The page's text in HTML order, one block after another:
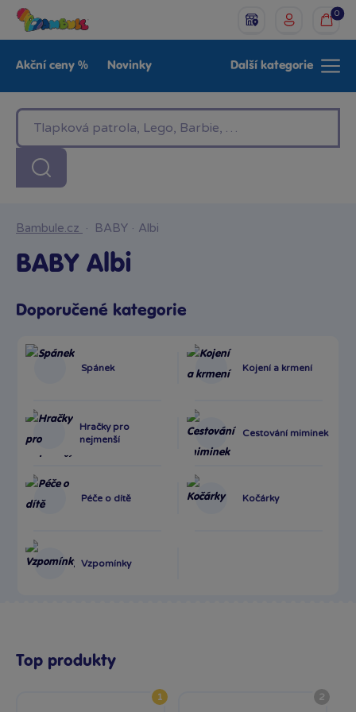
0
Akční ceny % Novinky
LEGO®
Baby Značky
Další kategorie
Bambule.cz · BABY · Albi
BABY Albi
Doporučené kategorie
Spánek Kojení a krmení
Hračky pro
nejmenší
Cestování miminek
Péče o dítě Kočárky
Vzpomínky
Top produkty
1 2